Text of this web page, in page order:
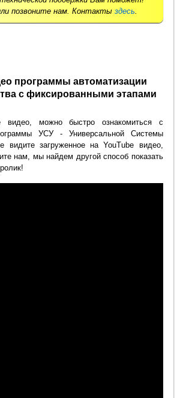
позвоните нам. Контакты здесь.
программы автоматизации
с фиксированными этапами
видео, можно быстро ознакомиться с
УСУ - Универсальной Системы
загруженное на YouTube видео,
нам, мы найдем другой способ показать